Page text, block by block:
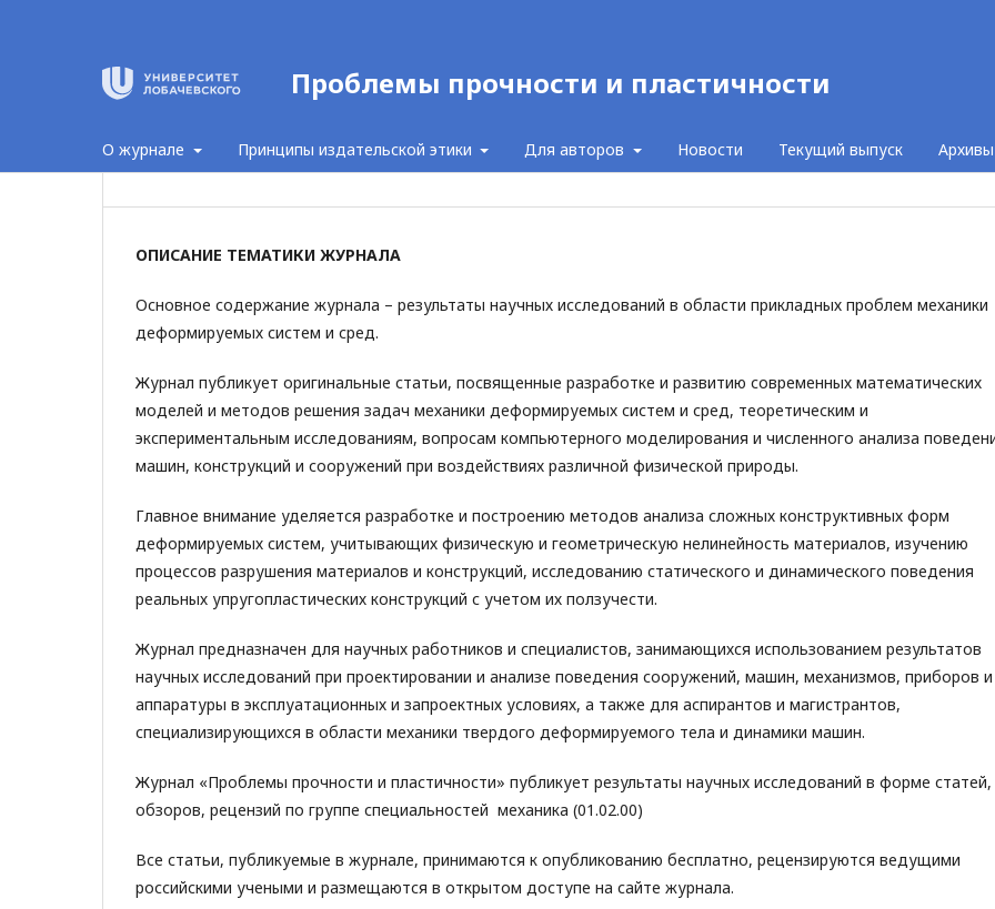
Проблемы прочности и пластичности
О журнале Принципы издательской этики Для авторов Новости Текущий выпуск Архивы
ОПИСАНИЕ ТЕМАТИКИ ЖУРНАЛА
Основное содержание журнала – результаты научных исследований в области прикладных проблем механики
деформируемых систем и сред.
Журнал публикует оригинальные статьи, посвященные разработке и развитию современных математических
моделей и методов решения задач механики деформируемых систем и сред, теоретическим и
экспериментальным исследованиям, вопросам компьютерного моделирования и численного анализа
машин, конструкций и сооружений при воздействиях различной физической природы.
Главное внимание уделяется разработке и построению методов анализа сложных конструктивных форм
деформируемых систем, учитывающих физическую и геометрическую нелинейность материалов, изучению
процессов разрушения материалов и конструкций, исследованию статического и динамического поведения
реальных упругопластических конструкций с учетом их ползучести.
Журнал предназначен для научных работников и специалистов, занимающихся использованием результатов
научных исследований при проектировании и анализе поведения сооружений, машин, механизмов, приборов и
аппаратуры в эксплуатационных и запроектных условиях, а также для аспирантов и магистрантов,
специализирующихся в области механики твердого деформируемого тела и динамики машин.
Журнал «Проблемы прочности и пластичности» публикует результаты научных исследований в форме статей,
обзоров, рецензий по группе специальностей механика (01.02.00)
Все статьи, публикуемые в журнале, принимаются к опубликованию бесплатно, рецензируются ведущими
российскими учеными и размещаются в открытом доступе на сайте журнала.